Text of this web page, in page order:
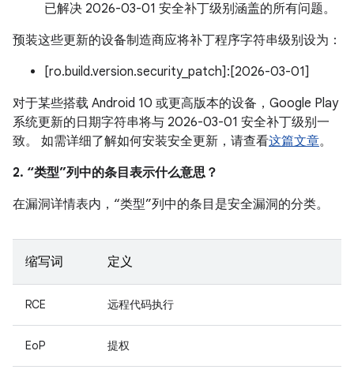
已解决 2026-03-01 安全补丁级别涵盖的所有问题。
预装这些更新的设备制造商应将补丁程序字符串级别设为：
[ro.build.version.security_patch]:[2026-03-01]
对于某些搭载 Android 10 或更高版本的设备，Google Play
系统更新的日期字符串将与 2026-03-01 安全补丁级别一
致。 如需详细了解如何安装安全更新，请查看这篇文章。
2. “类型”列中的条目表示什么意思？
在漏洞详情表内，“类型”列中的条目是安全漏洞的分类。
缩写词 定义
RCE 远程代码执行
EoP 提权